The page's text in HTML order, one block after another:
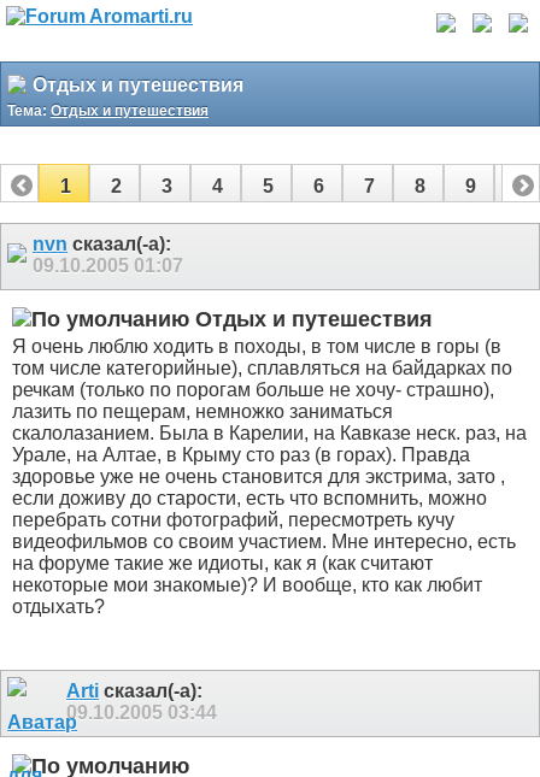
Отдых и путешествия
Тема: Отдых и путешествия
1 2 3 4 5 6 7 8 9 10
nvn сказал(-а):
09.10.2005 01:07
Отдых и путешествия
Я очень люблю ходить в походы, в том числе в горы (в
том числе категорийные), сплавляться на байдарках по
речкам (только по порогам больше не хочу- страшно),
лазить по пещерам, немножко заниматься
скалолазанием. Была в Карелии, на Кавказе неск. раз, на
Урале, на Алтае, в Крыму сто раз (в горах). Правда
здоровье уже не очень становится для экстрима, зато ,
если доживу до старости, есть что вспомнить, можно
перебрать сотни фотографий, пересмотреть кучу
видеофильмов со своим участием. Мне интересно, есть
на форуме такие же идиоты, как я (как считают
некоторые мои знакомые)? И вообще, кто как любит
отдыхать?
Arti сказал(-а):
09.10.2005 03:44